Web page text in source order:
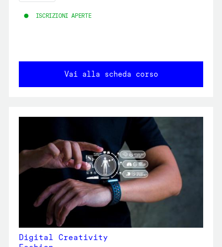
ISCRIZIONI APERTE
Vai alla scheda corso
Digital Creativity